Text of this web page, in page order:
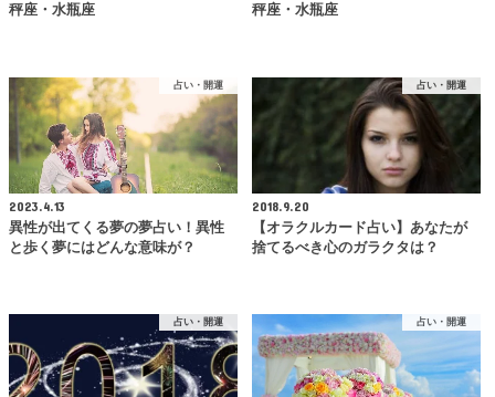
秤座・水瓶座
秤座・水瓶座
占い・開運
2023.4.13
異性が出てくる夢の夢占い！異性
と歩く夢にはどんな意味が？
占い・開運
2018.9.20
【オラクルカード占い】あなたが
捨てるべき心のガラクタは？
占い・開運 占い・開運